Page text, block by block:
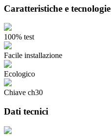
Caratteristiche e tecnologie
100% test
Facile installazione
Ecologico
Chiave ch30
Dati tecnici